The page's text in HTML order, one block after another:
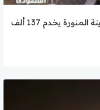
مشروع ضخم لتعزيز الإمداد المائي في المدينة المنورة يخدم 137 ألف